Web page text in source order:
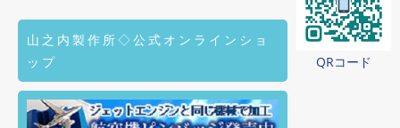
山之内製作所◇公式オンラインショ
ップ
QRコード